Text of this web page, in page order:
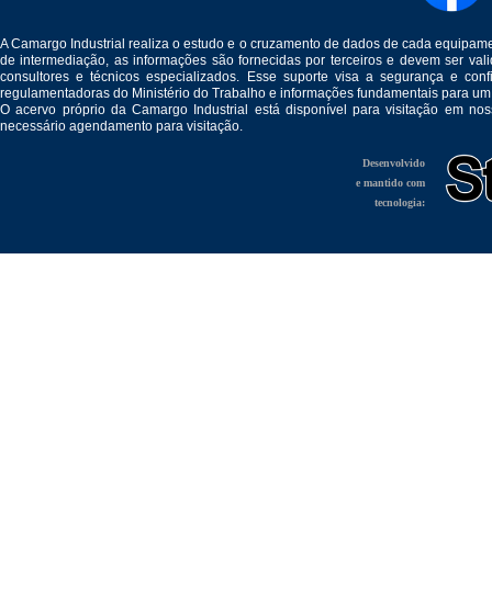
A Camargo Industrial realiza o estudo e o cruzamento de dados de cada
de intermediação, as informações são fornecidas por terceiros e devem ser
consultores e técnicos especializados. Esse suporte visa a segurança e
regulamentadoras do Ministério do Trabalho e informações fundamentais para
O acervo próprio da Camargo Industrial está disponível para visitação em
necessário agendamento para visitação.
Desenvolvido
e mantido com
tecnologia: